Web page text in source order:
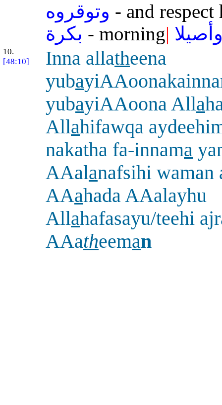
وتوقروه - and respect
بكرة - morning|
10.
[48:10]
Inna allatheena
yuba
yubayiAAoona Alla
Allahifawqa
nakatha fa-innama
AAalanafsihi waman
AAahada AAalayhu
Allahafasayu/teehi
AAatheeman